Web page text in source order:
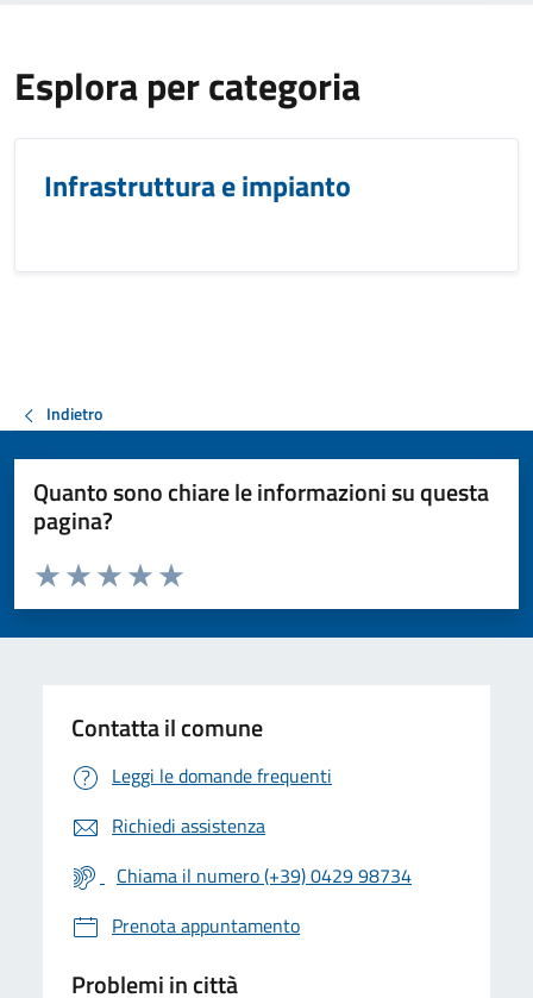
Esplora per categoria
Infrastruttura e impianto
Indietro
Quanto sono chiare le informazioni su questa
pagina?
Valuta da 1 a 5 stelle la pagina
Valuta 5 stelle su 5
Valuta 4 stelle su 5
Valuta 3 stelle su 5
Valuta 2 stelle su 5
Valuta 1 stelle su 5
Contatta il comune
Leggi le domande frequenti
Richiedi assistenza
Chiama il numero (+39) 0429 98734
Prenota appuntamento
Problemi in città